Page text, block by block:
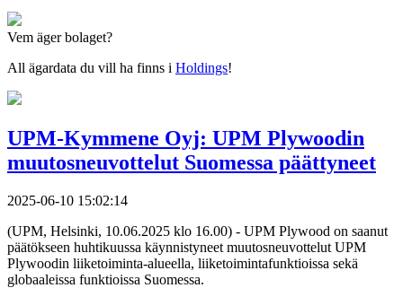
Vem äger bolaget?
All ägardata du vill ha finns i Holdings!
UPM-Kymmene Oyj: UPM Plywoodin
muutosneuvottelut Suomessa päättyneet
2025-06-10 15:02:14
(UPM, Helsinki, 10.06.2025 klo 16.00) - UPM Plywood on saanut
päätökseen huhtikuussa käynnistyneet muutosneuvottelut UPM
Plywoodin liiketoiminta-alueella, liiketoimintafunktioissa sekä
globaaleissa funktioissa Suomessa.